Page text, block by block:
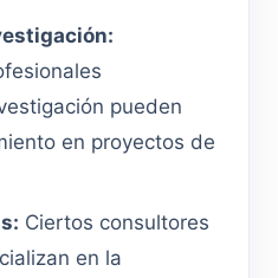
pueden
en proyectos de
Ciertos consultores
en la